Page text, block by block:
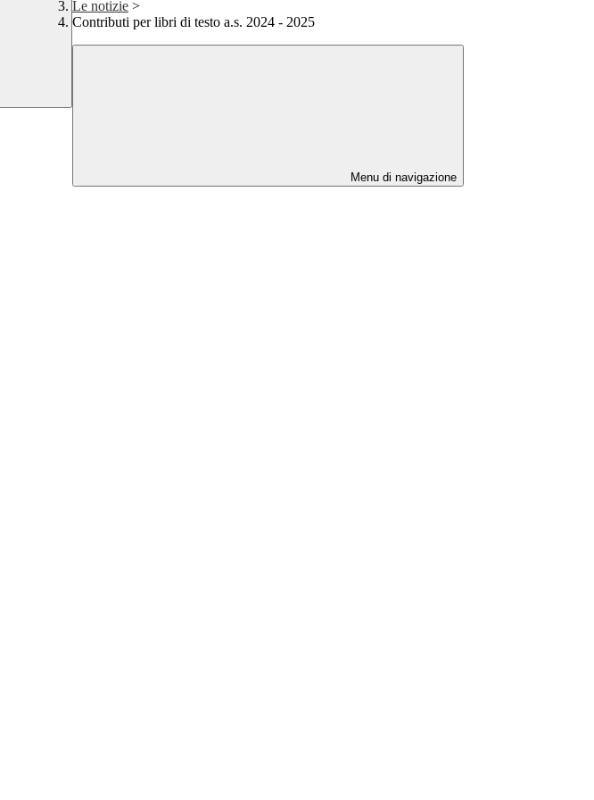
Le notizie >
Contributi per libri di testo a.s. 2024 - 2025
Menu di navigazione